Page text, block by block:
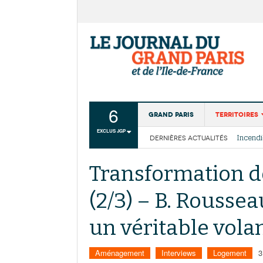
6
EXCLUS JGP
Grand Paris Territoires
Institutions
Services
DERNIÈRES ACTUALITÉS
La
Transformation
(2/3) – B.
un véritable
Aménagement Interviews Logement